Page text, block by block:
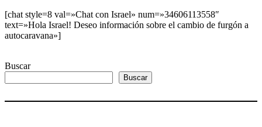
[chat style=8 val=»Chat con Israel» num=»34606113558″
text=»Hola Israel! Deseo información sobre el cambio de furgón a
autocaravana»]
Buscar
Buscar